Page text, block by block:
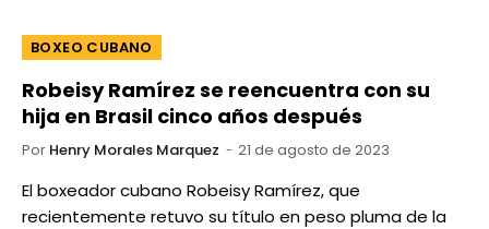
BOXEO CUBANO
Robeisy Ramírez se reencuentra con su
hija en Brasil cinco años después
Por Henry Morales Marquez 21 de agosto de 2023
El boxeador cubano Robeisy Ramírez, que
recientemente retuvo su título en peso pluma de la